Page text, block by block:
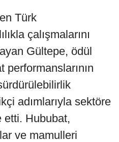
Türk
çalışmalarını
Gültepe, ödül
performanslarının
adımlarıyla sektöre
etti. Hububat,
ve mamulleri